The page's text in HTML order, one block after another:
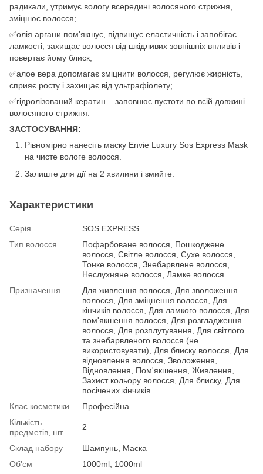
радикали, утримує вологу всередині волосяного стрижня,
зміцнює волосся;
✅олія аргани пом'якшує, підвищує еластичність і запобігає
ламкості, захищає волосся від шкідливих зовнішніх впливів і
повертає йому блиск;
✅алое вера допомагає зміцнити волосся, регулює жирність,
сприяє росту і захищає від ультрафіолету;
✅гідролізований кератин – заповнює пустоти по всій довжині
волосяного стрижня.
ЗАСТОСУВАННЯ:
Рівномірно нанесіть маску Envie Luxury Sos Express Mask
на чисте вологе волосся.
Залиште для дії на 2 хвилини і змийте.
Характеристики
Серія
SOS EXPRESS
Тип волосся
Пофарбоване волосся, Пошкоджене
волосся, Світле волосся, Сухе волосся,
Тонке волосся, Знебарвлене волосся,
Неслухняне волосся, Ламке волосся
Призначення
Для живлення волосся, Для зволоження
волосся, Для зміцнення волосся, Для
кінчиків волосся, Для ламкого волосся, Для
пом'якшення волосся, Для розгладження
волосся, Для розплутування, Для світлого
та знебарвленого волосся (не
використовувати), Для блиску волосся, Для
відновлення волосся, Зволоження,
Відновлення, Пом'якшення, Живлення,
Захист кольору волосся, Для блиску, Для
посічених кінчиків
Клас косметики
Професійна
Кількість
предметів, шт
2
Склад набору
Шампунь, Маска
Об'єм
1000ml; 1000ml